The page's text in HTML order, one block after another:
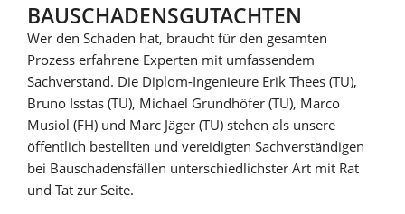
BAU­SCHADENS­GUTACHTEN
Wer den Schaden hat, braucht für den gesamten
Prozess erfahrene Experten mit umfassendem
Sachverstand. Die Diplom-Ingenieure Erik Thees (TU),
Bruno Isstas (TU), Michael Grundhöfer (TU), Marco
Musiol (FH) und Marc Jäger (TU) stehen als unsere
öffentlich bestellten und vereidigten Sachverständigen
bei Bau­schadensfällen unterschiedlichster Art mit Rat
und Tat zur Seite.